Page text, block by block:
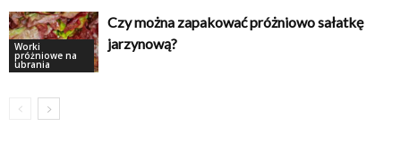
Worki
próżniowe na
ubrania
Czy można zapakować próżniowo sałatkę
jarzynową?